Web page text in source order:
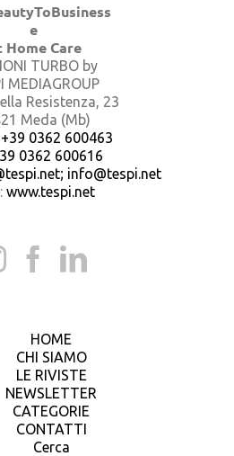
e
Home Care
TURBO by
MEDIAGROUP
Resistenza, 23
Meda (Mb)
+39 0362 600463
0362 600616
info@tespi.net
www.tespi.net
HOME
CHI SIAMO
LE RIVISTE
NEWSLETTER
CATEGORIE
CONTATTI
Cerca